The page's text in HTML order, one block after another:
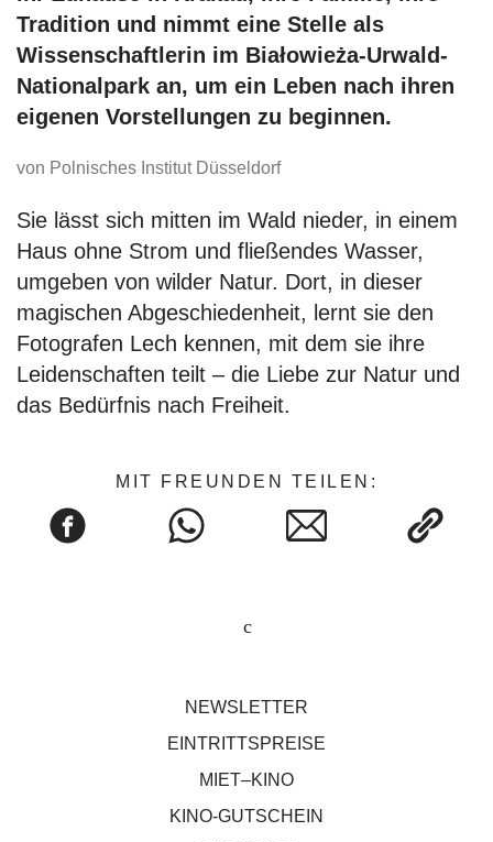
Tradition und nimmt eine Stelle als
Wissenschaftlerin im Białowieża-Urwald-
Nationalpark an, um ein Leben nach ihren
eigenen Vorstellungen zu beginnen.
von Polnisches Institut Düsseldorf
Sie lässt sich mitten im Wald nieder, in einem
Haus ohne Strom und fließendes Wasser,
umgeben von wilder Natur. Dort, in dieser
magischen Abgeschiedenheit, lernt sie den
Fotografen Lech kennen, mit dem sie ihre
Leidenschaften teilt – die Liebe zur Natur und
das Bedürfnis nach Freiheit.
MIT FREUNDEN TEILEN:
NEWSLETTER
EINTRITTSPREISE
MIET–KINO
KINO-GUTSCHEIN